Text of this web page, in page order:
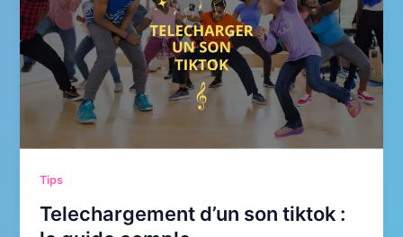
Tips
Telechargement d’un son tiktok :